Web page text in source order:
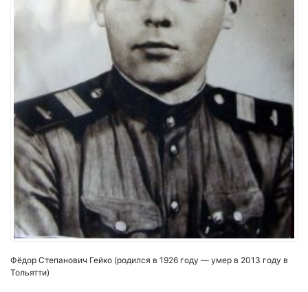
Фёдор Степанович Гейко (родился в 1926 году — умер в 2013 году в
Тольятти)